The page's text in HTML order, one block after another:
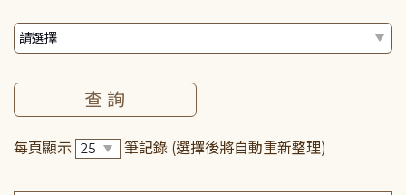
每頁顯示 筆記錄 (選擇後將自動重新整理)